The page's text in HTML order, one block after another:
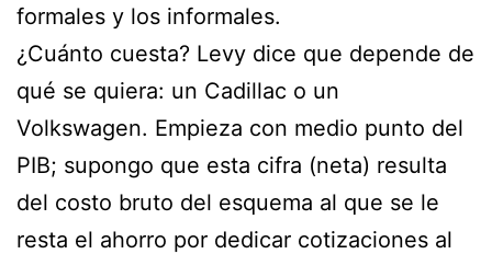
formales y los informales.
¿Cuánto cuesta? Levy dice que depende de
qué se quiera: un Cadillac o un
Volkswagen. Empieza con medio punto del
PIB; supongo que esta cifra (neta) resulta
del costo bruto del esquema al que se le
resta el ahorro por dedicar cotizaciones al